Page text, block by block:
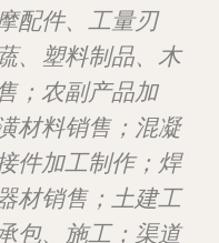
配件、工量刃
、塑料制品、木
；农副产品加
材料销售；混凝
件加工制作；焊
材销售；土建工
包、施工；渠道